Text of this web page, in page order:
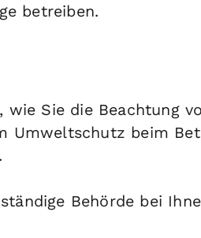
betreiben.
Sie die Beachtung
Umweltschutz beim
Behörde bei